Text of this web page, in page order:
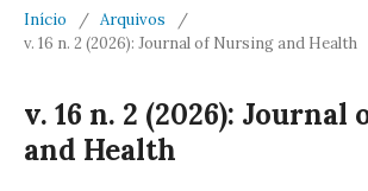
Início / Arquivos
/
v. 16 n. 2 (2026): Journal of Nursing and Health
v. 16 n. 2 (2026): Journal
and Health